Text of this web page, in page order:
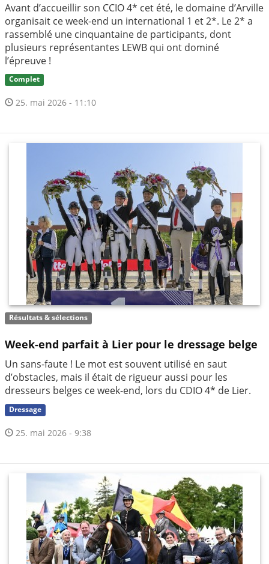
Avant d’accueillir son CCIO 4* cet été, le domaine d’Arville
organisait ce week-end un international 1 et 2*. Le 2* a
rassemblé une cinquantaine de participants, dont
plusieurs représentantes LEWB qui ont dominé
l’épreuve !
Complet
25. mai 2026 - 11:10
Résultats & sélections
Week-end parfait à Lier pour le dressage belge
Un sans-faute ! Le mot est souvent utilisé en saut
d’obstacles, mais il était de rigueur aussi pour les
dresseurs belges ce week-end, lors du CDIO 4* de Lier.
Dressage
25. mai 2026 - 9:38